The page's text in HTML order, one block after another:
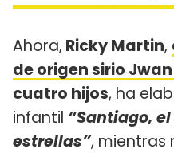
Ahora, Ricky Martin,
de origen sirio
cuatro hijos, ha
infantil “Santiago,
estrellas”, mientras